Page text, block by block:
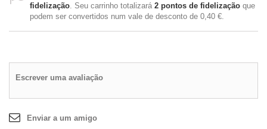
fidelização. Seu carrinho totalizará 2 pontos de fidelização que
podem ser convertidos num vale de desconto de 0,40 €.
Escrever uma avaliação
Enviar a um amigo